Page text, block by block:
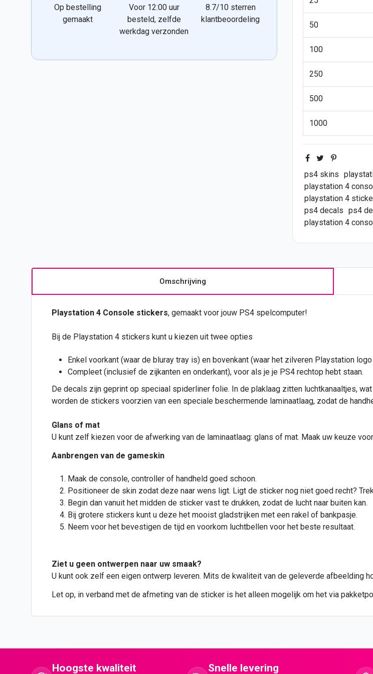
Op bestelling
gemaakt
Voor 12:00 uur
besteld, zelfde
werkdag verzonden
8.7/10 sterren
klantbeoordeling
50
100
250
500
1000
ps4 skins
playstation 4
playstation 4
ps4 decals ps4
playstation 4
Omschrijving
Playstation 4 Console stickers, gemaakt voor jouw PS4 spelcomputer!
Bij de Playstation 4 stickers kunt u kiezen uit twee opties
Enkel voorkant (waar de bluray tray is) en bovenkant (waar het zilveren Playstation
Compleet (inclusief de zijkanten en onderkant), voor als je je PS4 rechtop hebt staan.
De decals zijn geprint op speciaal spiderliner folie. In de plaklaag zitten luchtkanaaltjes,
worden de stickers voorzien van een speciale beschermende laminaatlaag, zodat de
Glans of mat
U kunt zelf kiezen voor de afwerking van de laminaatlaag: glans of mat. Maak uw keuze
Aanbrengen van de gameskin
Maak de console, controller of handheld goed schoon.
Positioneer de skin zodat deze naar wens ligt. Ligt de sticker nog niet goed recht?
Begin dan vanuit het midden de sticker vast te drukken, zodat de lucht naar buiten kan.
Bij grotere stickers kunt u deze het mooist gladstrijken met een rakel of bankpasje.
Neem voor het bevestigen de tijd en voorkom luchtbellen voor het beste resultaat.
Ziet u geen ontwerpen naar uw smaak?
U kunt ook zelf een eigen ontwerp leveren. Mits de kwaliteit van de geleverde afbeelding
Let op, in verband met de afmeting van de sticker is het alleen mogelijk om het via
Hoogste kwaliteit Snelle levering